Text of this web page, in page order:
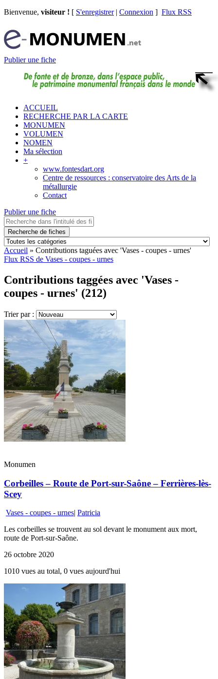
Bienvenue, visiteur ! [ S'enregistrer| Connexion ] Flux RSS
Publier une fiche
ACCUEIL
RECHERCHE PAR LA CARTE
MONUMEN
VOLUMEN
NOMEN
Ma sélection
+
www.fontesdart.org
Centre de ressources : conservatoire des Arts de la
métallurgie
Contact
Publier une fiche
Recherche de fiches
Accueil » Contributions taguées avec 'Vases - coupes - urnes'
Flux RSS de Vases - coupes - urnes
Contributions taggées avec 'Vases -
coupes - urnes' (212)
Trier par :
Monumen
Corbeilles – Route de Port-sur-Saône – Ferrières-lès-
Scey
Vases - coupes - urnes| Patricia
Les corbeilles se trouvent au sol devant le monument aux mort,
route de Port-sur-Saône.
26 octobre 2020
1010 vues au total, 0 vues aujourd'hui